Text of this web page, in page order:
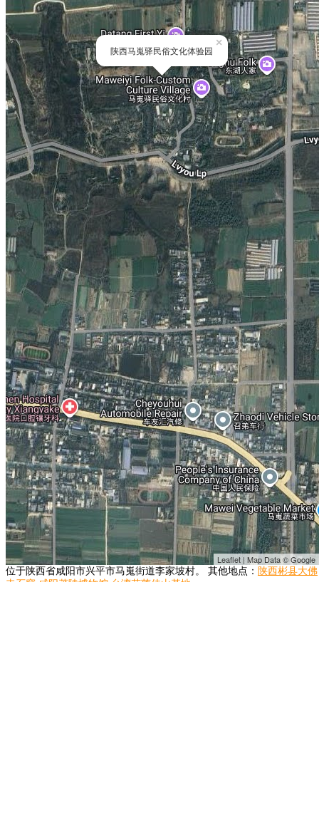
陕西马嵬驿民俗文化体验园
×
Leaflet | Map Data © Google
位于陕西省咸阳市兴平市马嵬街道李家坡村。 其他地点： 陕西彬县大佛
寺石窟 咸阳茂陵博物馆 台湾花莲佳山基地